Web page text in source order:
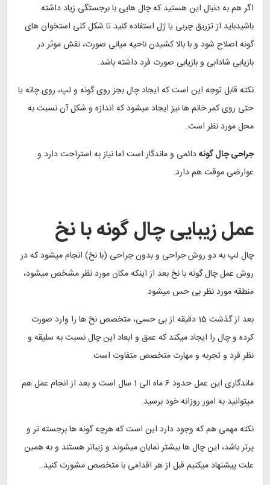
اگر هم به دنبال این هستید که چال هایی با برجستگی زیاد داشته
باشیدباید از تزریق چربی یا ژل استفاده کنید تا شکل کلی استخوان ‌های
گونه اصلاح شود و با بالا کشیدن ناحیه میانی صورت، نقش موثر در
بازیابی شادابی و بازیابی صورت فرد داشته باشد.
نکته قابل توجه این است که ایجاد چال بجز روی گونه و لپ، روی چانه یا
حتی روی کمر خانم ها نیز ایجاد میشود که اندازه و شکل آن نسبت به
محل مورد نظر است.
جراحی چال گونهدائمی و ماندگار است اما نیاز به استراحت دارد و
عوارضی موقت هم دارد.
عمل زیبایی چال گونه با نخ
چال لپ به دو روش جراحی و بدون جراحی (با نخ) انجام میشود که در
روش عمل چال گونه با نخ بعد از اینکه مکان مورد نظر مشخص میشود،
منطقه مورد نظر بی حس میشود.
بعد از گذشت 15 دقیقه از بی حسی، متخصص نخ ها را وارد صورت
کرده و چال را ایجاد میکند که عمق و ابعاد این چال نسبت به سلیقه و
نظر فرد و تجربه و مهارت متخصص متفاوت است.
ماندگاری این عمل حدود 6 ماه الی 1 سال است و بعد از انجام عمل هم
میتوانید به امور روزانه خود برسید.
نکته مهمی هم که وجود دارد این است که هرچه گونه ها برجسته تر و
پرتر باشد، این چال ها بیشتر نمایان میشوند و زیباتر هستند و به همین
علت پیشنهاد میکنیم قبل از هر اقدامی با متخصص مشورت کنید.